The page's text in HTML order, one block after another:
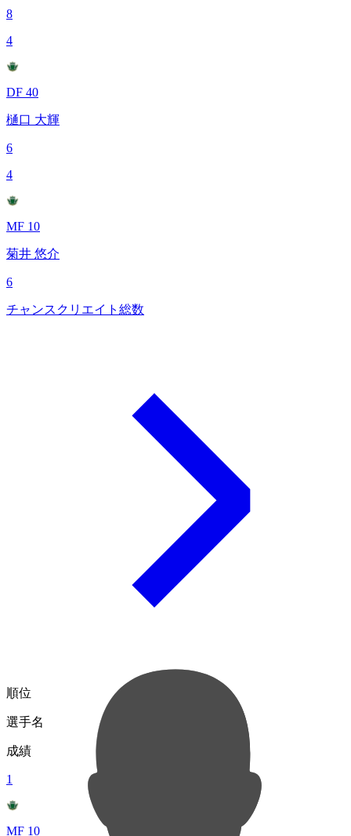
8
4
DF 40
樋口 大輝
6
4
MF 10
菊井 悠介
6
チャンスクリエイト総数
順位
選手名
成績
1
MF 10